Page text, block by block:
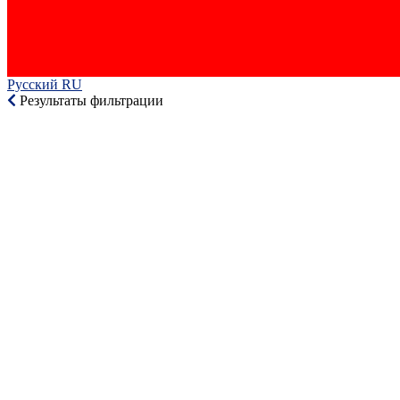
Русский RU‎
Результаты фильтрации